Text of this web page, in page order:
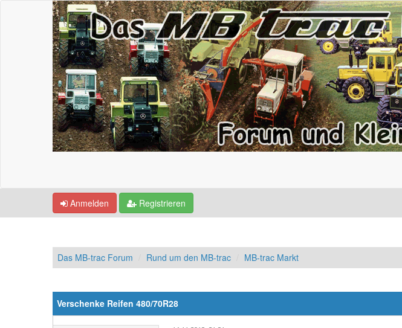
Anmelden Registrieren
Das MB-trac Forum Rund um den MB-trac MB-trac Markt
Verschenke Reifen 480/70R28